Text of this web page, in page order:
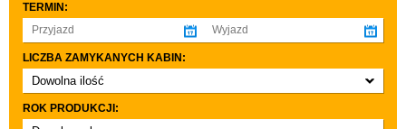
TERMIN:
LICZBA ZAMYKANYCH KABIN:
Dowolna ilość
co najmniej 1
co najmniej 2
ROK PRODUKCJI: